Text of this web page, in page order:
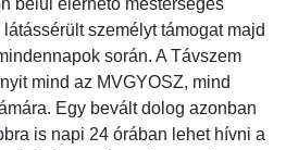
belül elérhető mesterséges
személyt támogat majd
során. A Távszem
mind az MVGYOSZ, mind
Egy bevált dolog azonban
is napi 24 órában lehet hívni a